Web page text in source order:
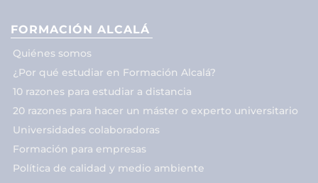
FORMACIÓN ALCALÁ
Quiénes somos
¿Por qué estudiar en Formación Alcalá?
10 razones para estudiar a distancia
20 razones para hacer un máster o experto universitario
Universidades colaboradoras
Formación para empresas
Política de calidad y medio ambiente